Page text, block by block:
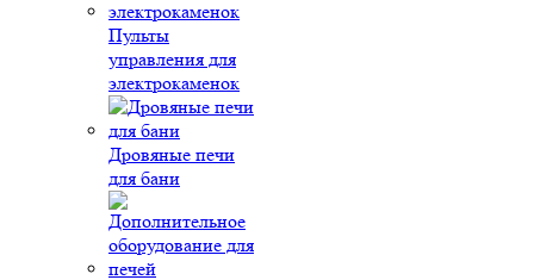
Пульты
управления для
электрокаменок
Дровяные печи
для бани